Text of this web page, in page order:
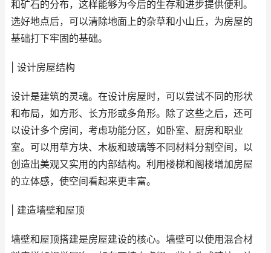
和矿石的分布，这样能够为今后的生存和进步提供便利。
选好地点后，可以清除地面上的杂草和小山丘，为房屋的
基础打下牢固的基础。
| 设计房屋结构
设计是建筑的灵魂。在设计房屋时，可以尝试不同的形状
和布局，如方形、长方形或多角形。除了这些之后，还可
以设计多个房间，考虑功能分区，如卧室、厨房和职业
室。可以用草方块、木板和玻璃等不同材料分割空间，以
创造出美观又实用的内部结构。利用楼梯和阁楼增加房屋
的立体感，使空间看起来更丰富。
| 建造墙壁和屋顶
墙壁和屋顶搭建是房屋建设的核心。墙壁可以使用混合材